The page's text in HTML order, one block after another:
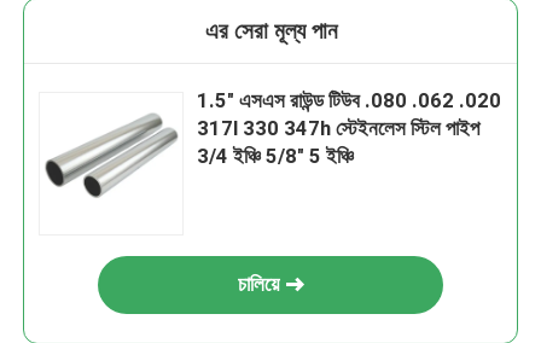
এর সেরা মূল্য পান
1.5" এসএস রাউন্ড টিউব .080 .062 .020
317l 330 347h স্টেইনলেস স্টিল পাইপ
3/4 ইঞ্চি 5/8" 5 ইঞ্চি
চালিয়ে